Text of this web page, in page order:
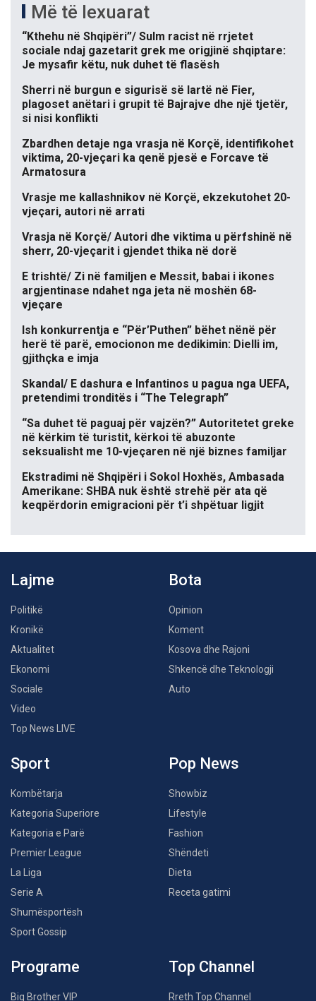
Më të lexuarat
“Kthehu në Shqipëri”/ Sulm racist në rrjetet
sociale ndaj gazetarit grek me origjinë shqiptare:
Je mysafir këtu, nuk duhet të flasësh
Sherri në burgun e sigurisë së lartë në Fier,
plagoset anëtari i grupit të Bajrajve dhe një tjetër,
si nisi konflikti
Zbardhen detaje nga vrasja në Korçë, identifikohet
viktima, 20-vjeçari ka qenë pjesë e Forcave të
Armatosura
Vrasje me kallashnikov në Korçë, ekzekutohet 20-
vjeçari, autori në arrati
Vrasja në Korçë/ Autori dhe viktima u përfshinë në
sherr, 20-vjeçarit i gjendet thika në dorë
E trishtë/ Zi në familjen e Messit, babai i ikones
argjentinase ndahet nga jeta në moshën 68-
vjeçare
Ish konkurrentja e “Për’Puthen” bëhet nënë për
herë të parë, emocionon me dedikimin: Dielli im,
gjithçka e imja
Skandal/ E dashura e Infantinos u pagua nga UEFA,
pretendimi tronditës i “The Telegraph”
“Sa duhet të paguaj për vajzën?” Autoritetet greke
në kërkim të turistit, kërkoi të abuzonte
seksualisht me 10-vjeçaren në një biznes familjar
Ekstradimi në Shqipëri i Sokol Hoxhës, Ambasada
Amerikane: SHBA nuk është strehë për ata që
keqpërdorin emigracioni për t’i shpëtuar ligjit
Lajme
Politikë
Kronikë
Aktualitet
Ekonomi
Sociale
Video
Top News LIVE
Bota
Opinion
Koment
Kosova dhe Rajoni
Shkencë dhe Teknologji
Auto
Sport
Kombëtarja
Kategoria Superiore
Kategoria e Parë
Premier League
La Liga
Serie A
Shumësportësh
Sport Gossip
Pop News
Showbiz
Lifestyle
Fashion
Shëndeti
Dieta
Receta gatimi
Programe
Big Brother VIP
Top Channel
Rreth Top Channel